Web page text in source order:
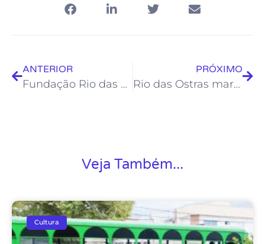
ANTERIOR
Fundação Rio das Ostras de Cultura prorroga inscrições do Edital “Capacita Audiovisual”
PRÓXIMO
Rio das Ostras marca presença no lançamento oficial do Projeto Energia Para Ler
Veja Também...
Cultura